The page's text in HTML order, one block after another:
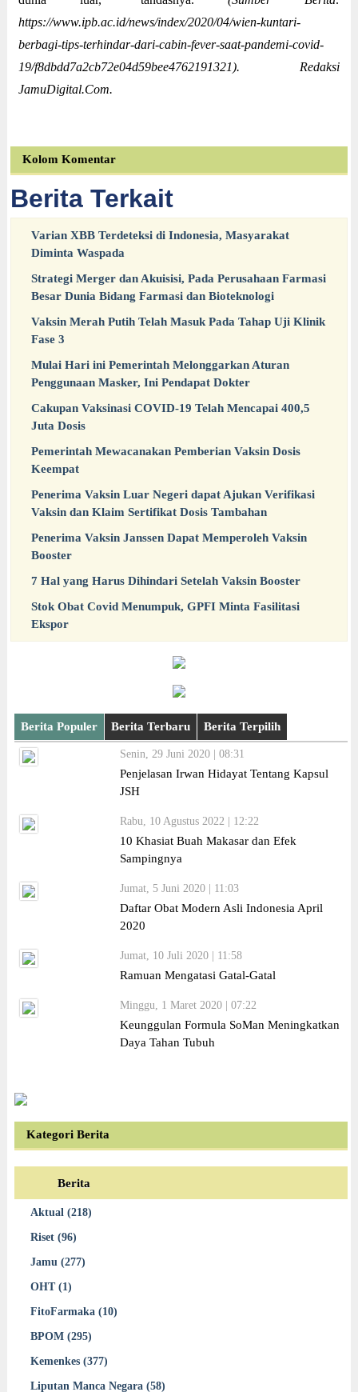
https://www.ipb.ac.id/news/index/2020/04/wien-kuntari-
berbagi-tips-terhindar-dari-cabin-fever-saat-pandemi-covid-
19/f8dbdd7a2cb72e04d59bee4762191321). Redaksi
JamuDigital.Com.
Kolom Komentar
Berita Terkait
Varian XBB Terdeteksi di Indonesia, Masyarakat
Diminta Waspada
Strategi Merger dan Akuisisi, Pada Perusahaan Farmasi
Besar Dunia Bidang Farmasi dan Bioteknologi
Vaksin Merah Putih Telah Masuk Pada Tahap Uji Klinik
Fase 3
Mulai Hari ini Pemerintah Melonggarkan Aturan
Penggunaan Masker, Ini Pendapat Dokter
Cakupan Vaksinasi COVID-19 Telah Mencapai 400,5
Juta Dosis
Pemerintah Mewacanakan Pemberian Vaksin Dosis
Keempat
Penerima Vaksin Luar Negeri dapat Ajukan Verifikasi
Vaksin dan Klaim Sertifikat Dosis Tambahan
Penerima Vaksin Janssen Dapat Memperoleh Vaksin
Booster
7 Hal yang Harus Dihindari Setelah Vaksin Booster
Stok Obat Covid Menumpuk, GPFI Minta Fasilitasi
Ekspor
Berita Populer Berita Terbaru Berita Terpilih
Senin, 29 Juni 2020 | 08:31
Penjelasan Irwan Hidayat Tentang Kapsul
JSH
Rabu, 10 Agustus 2022 | 12:22
10 Khasiat Buah Makasar dan Efek
Sampingnya
Jumat, 5 Juni 2020 | 11:03
Daftar Obat Modern Asli Indonesia April
2020
Jumat, 10 Juli 2020 | 11:58
Ramuan Mengatasi Gatal-Gatal
Minggu, 1 Maret 2020 | 07:22
Keunggulan Formula SoMan Meningkatkan
Daya Tahan Tubuh
Kategori Berita
Berita
Aktual (218)
Riset (96)
Jamu (277)
OHT (1)
FitoFarmaka (10)
BPOM (295)
Kemenkes (377)
Liputan Manca Negara (58)